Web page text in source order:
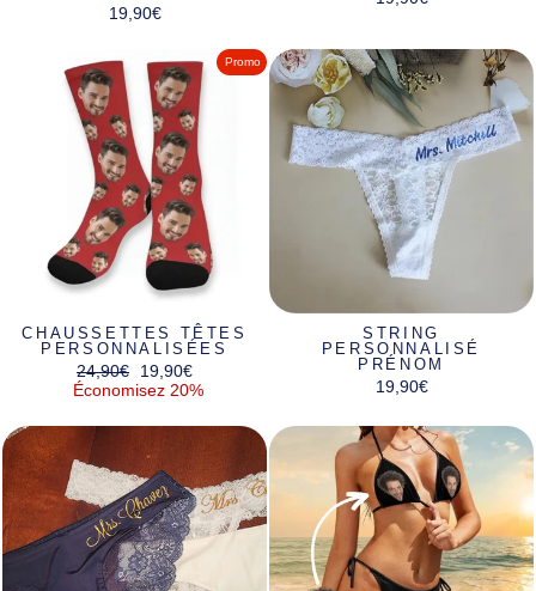
19,90€
Promo
CHAUSSETTES TÊTES
PERSONNALISÉES
Prix
régulier
24,90€
Prix
réduit
19,90€
Économisez 20%
STRING
PERSONNALISÉ
PRÉNOM
19,90€